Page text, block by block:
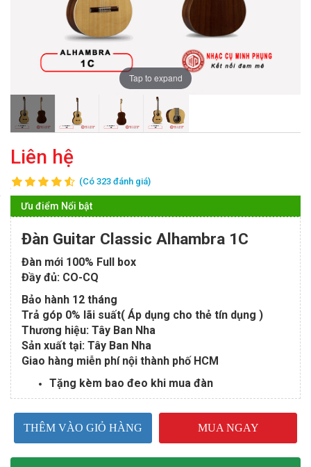
Tap to expand
Liên hệ
(Có 323 đánh giá)
Ưu điểm Nổi bật
Đàn Guitar Classic Alhambra 1C
Đàn mới 100% Full box
Đầy đủ: CO-CQ
Bảo hành 12 tháng
Trả góp 0% lãi suất( Áp dụng cho thẻ tín dụng )
Thương hiệu: Tây Ban Nha
Sản xuất tại: Tây Ban Nha
Giao hàng miễn phí nội thành phố HCM
Tặng kèm bao đeo khi mua đàn
THÊM VÀO GIỎ HÀNG MUA NGAY